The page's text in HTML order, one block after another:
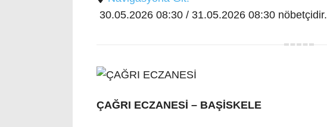
30.05.2026 08:30 / 31.05.2026 08:30 nöbetçidir.
ÇAĞRI ECZANESİ – BAŞİSKELE